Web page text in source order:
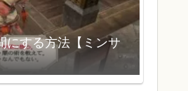
にする方法【ミンサ